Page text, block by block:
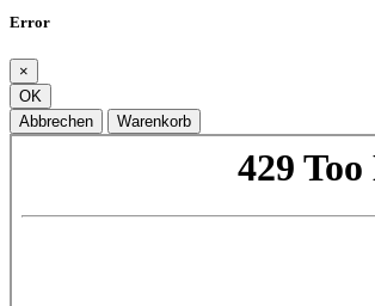
Error
×
OK
Abbrechen
Warenkorb